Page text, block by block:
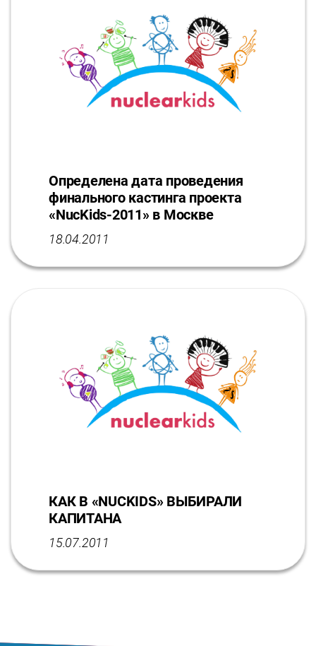
Определена дата проведения
финального кастинга проекта
«NucKids-2011» в Москве
18.04.2011
КАК В «NUCKIDS» ВЫБИРАЛИ
КАПИТАНА
15.07.2011